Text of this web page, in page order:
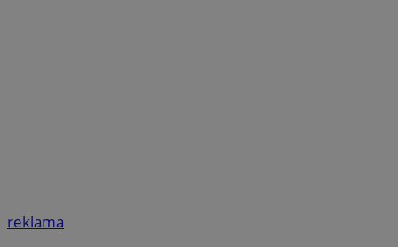
reklama